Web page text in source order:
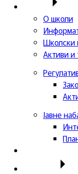
О школи
Школски
Активи и
Јавне